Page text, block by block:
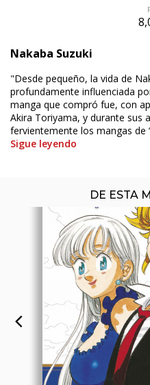
Nakaba Suzuki
"Desde pequeño, la vida de
profundamente influenciada
manga que compró fue, con
Akira Toriyama, y durante sus
fervientemente los mangas de
Sigue leyendo
DE ESTA